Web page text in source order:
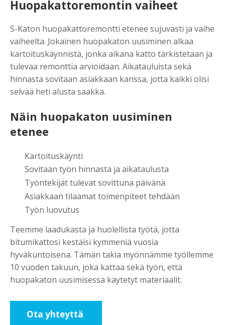
Huopakattoremontin vaiheet
S-Katon huopakattoremontti etenee sujuvasti ja vaihe
vaiheelta. Jokainen huopakaton uusiminen alkaa
kartoituskäynnistä, jonka aikana katto tarkistetaan ja
tulevaa remonttia arvioidaan. Aikatauluista sekä
hinnasta sovitaan asiakkaan kanssa, jotta kaikki olisi
selvää heti alusta saakka.
Näin huopakaton uusiminen
etenee
Kartoituskäynti
Sovitaan työn hinnasta ja aikataulusta
Työntekijät tulevat sovittuna päivänä
Asiakkaan tilaamat toimenpiteet tehdään
Työn luovutus
Teemme laadukasta ja huolellista työtä, jotta
bitumikattosi kestäisi kymmeniä vuosia
hyväkuntoisena. Tämän takia myönnämme työllemme
10 vuoden takuun, joka kattaa sekä työn, että
huopakaton uusimisessa käytetyt materiaalit.
Ota yhteyttä